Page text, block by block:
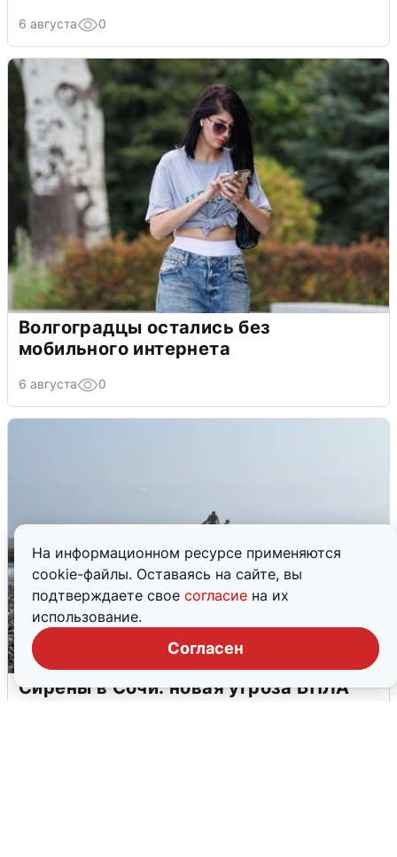
На информационном ресурсе применяются
cookie-файлы. Оставаясь на сайте, вы
подтверждаете свое согласие на их
использование.
Согласен
6 августа 0
Волгоградцы остались без
мобильного интернета
6 августа 0
Сирены в Сочи: новая угроза БПЛА